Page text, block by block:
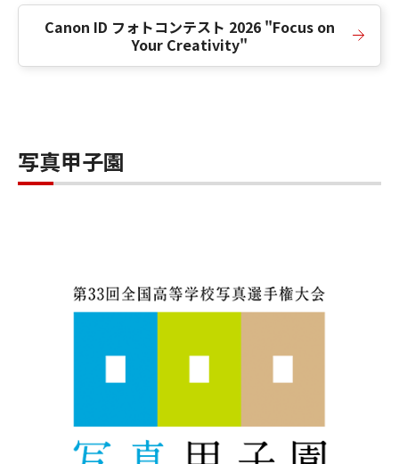
Canon ID フォトコンテスト 2026 "Focus on
Your Creativity"
写真甲子園